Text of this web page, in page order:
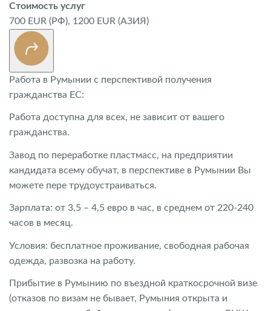
Стоимость услуг
700 EUR (РФ), 1200 EUR (АЗИЯ)
Работа в Румынии с перспективой получения
гражданства ЕС:
Работа доступна для всех, не зависит от вашего
гражданства.
Завод по переработке пластмасс, на предприятии
кандидата всему обучат, в перспективе в Румынии Вы
можете пере трудоустраиваться.
Зарплата: от 3,5 – 4,5 евро в час, в среднем от 220-240
часов в месяц.
Условия: бесплатное проживание, свободная рабочая
одежда, развозка на работу.
Прибытие в Румынию по въездной краткосрочной визе
(отказов по визам не бывает, Румыния открыта и